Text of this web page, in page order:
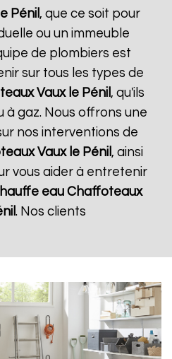
Pénil, que ce soit pour
ou un immeuble
de plombiers est
sur tous les types de
Vaux le Pénil , qu'ils
à gaz. Nous offrons une
nos interventions de
Vaux le Pénil, ainsi
vous aider à entretenir
eau Chaffoteaux
. Nos clients